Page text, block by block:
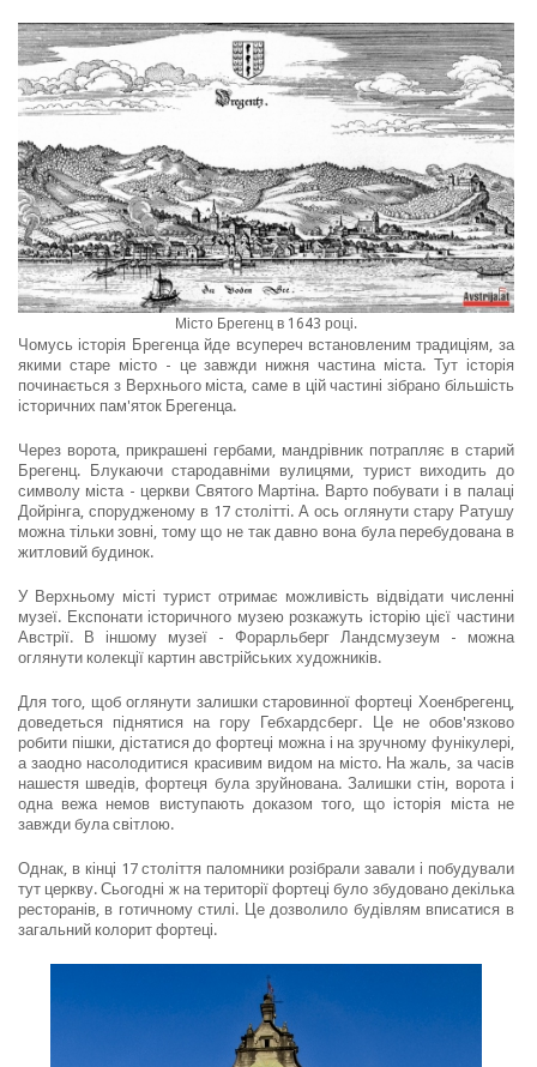
Місто Брегенц в 1643 році.
Чомусь історія Брегенца йде всупереч встановленим традиціям, за
якими старе місто - це завжди нижня частина міста. Тут історія
починається з Верхнього міста, саме в цій частині зібрано більшість
історичних пам'яток Брегенца.
Через ворота, прикрашені гербами, мандрівник потрапляє в старий
Брегенц. Блукаючи стародавніми вулицями, турист виходить до
символу міста - церкви Святого Мартіна. Варто побувати і в палаці
Дойрінга, спорудженому в 17 столітті. А ось оглянути стару Ратушу
можна тільки зовні, тому що не так давно вона була перебудована в
житловий будинок.
У Верхньому місті турист отримає можливість відвідати численні
музеї. Експонати історичного музею розкажуть історію цієї частини
Австрії. В іншому музеї - Форарльберг Ландсмузеум - можна
оглянути колекції картин австрійських художників.
Для того, щоб оглянути залишки старовинної фортеці Хоенбрегенц,
доведеться піднятися на гору Гебхардсберг. Це не обов'язково
робити пішки, дістатися до фортеці можна і на зручному фунікулері,
а заодно насолодитися красивим видом на місто. На жаль, за часів
нашестя шведів, фортеця була зруйнована. Залишки стін, ворота і
одна вежа немов виступають доказом того, що історія міста не
завжди була світлою.
Однак, в кінці 17 століття паломники розібрали завали і побудували
тут церкву. Сьогодні ж на території фортеці було збудовано декілька
ресторанів, в готичному стилі. Це дозволило будівлям вписатися в
загальний колорит фортеці.